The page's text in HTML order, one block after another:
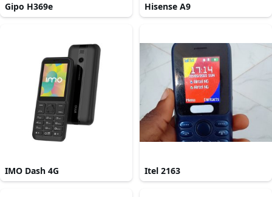
Gipo H369e Hisense A9
IMO Dash 4G Itel 2163